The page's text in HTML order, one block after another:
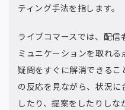
ティング手法を指します。
ライブコマースでは、配信
ミュニケーションを取れ
疑問をすぐに解消できる
の反応を見ながら、状況
したり、提案をしたりし